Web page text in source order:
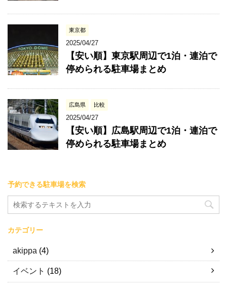
東京都
2025/04/27
【安い順】東京駅周辺で1泊・連泊で
停められる駐車場まとめ
広島県 比較
2025/04/27
【安い順】広島駅周辺で1泊・連泊で
停められる駐車場まとめ
予約できる駐車場を検索
カテゴリー
akippa (4)
イベント (18)